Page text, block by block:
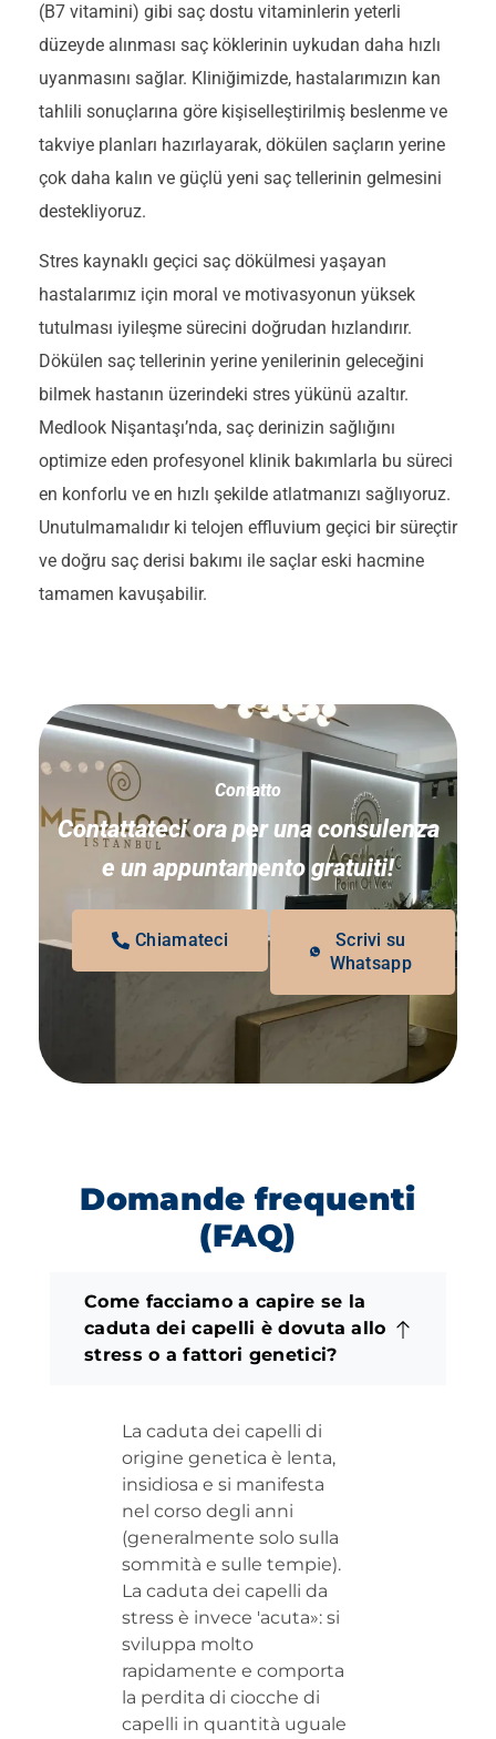
(B7 vitamini) gibi saç dostu vitaminlerin yeterli
düzeyde alınması saç köklerinin uykudan daha hızlı
uyanmasını sağlar. Kliniğimizde, hastalarımızın kan
tahlili sonuçlarına göre kişiselleştirilmiş beslenme ve
takviye planları hazırlayarak, dökülen saçların yerine
çok daha kalın ve güçlü yeni saç tellerinin gelmesini
destekliyoruz.
Stres kaynaklı geçici saç dökülmesi yaşayan
hastalarımız için moral ve motivasyonun yüksek
tutulması iyileşme sürecini doğrudan hızlandırır.
Dökülen saç tellerinin yerine yenilerinin geleceğini
bilmek hastanın üzerindeki stres yükünü azaltır.
Medlook Nişantaşı’nda, saç derinizin sağlığını
optimize eden profesyonel klinik bakımlarla bu süreci
en konforlu ve en hızlı şekilde atlatmanızı sağlıyoruz.
Unutulmamalıdır ki telojen effluvium geçici bir süreçtir
ve doğru saç derisi bakımı ile saçlar eski hacmine
tamamen kavuşabilir.
Contatto
Contattateci ora per una consulenza
e un appuntamento gratuiti!
Chiamateci
Scrivi su
Whatsapp
Domande frequenti
(FAQ)
Come facciamo a capire se la
caduta dei capelli è dovuta allo
stress o a fattori genetici?
La caduta dei capelli di
origine genetica è lenta,
insidiosa e si manifesta
nel corso degli anni
(generalmente solo sulla
sommità e sulle tempie).
La caduta dei capelli da
stress è invece 'acuta»: si
sviluppa molto
rapidamente e comporta
la perdita di ciocche di
capelli in quantità uguale